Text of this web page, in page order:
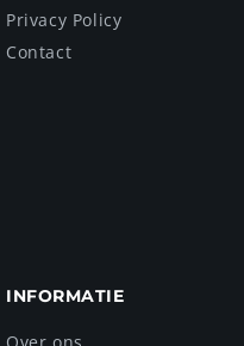
Privacy Policy
Contact
INFORMATIE